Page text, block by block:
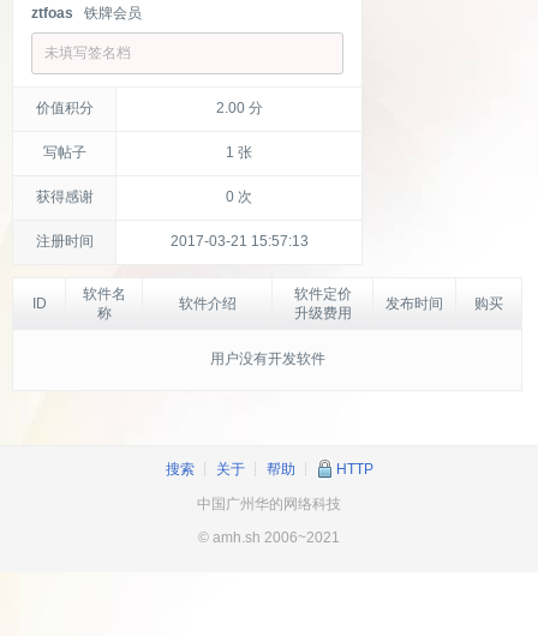
ztfoas 铁牌会员
未填写签名档
价值积分 2.00 分
写帖子 1 张
获得感谢 0 次
注册时间 2017-03-21 15:57:13
ID
软件名
称
软件介绍
软件定价
升级费用
发布时间 购买
用户没有开发软件
搜索┊ 关于┊ 帮助 HTTP
中国广州华的网络科技
© amh.sh 2006~2021